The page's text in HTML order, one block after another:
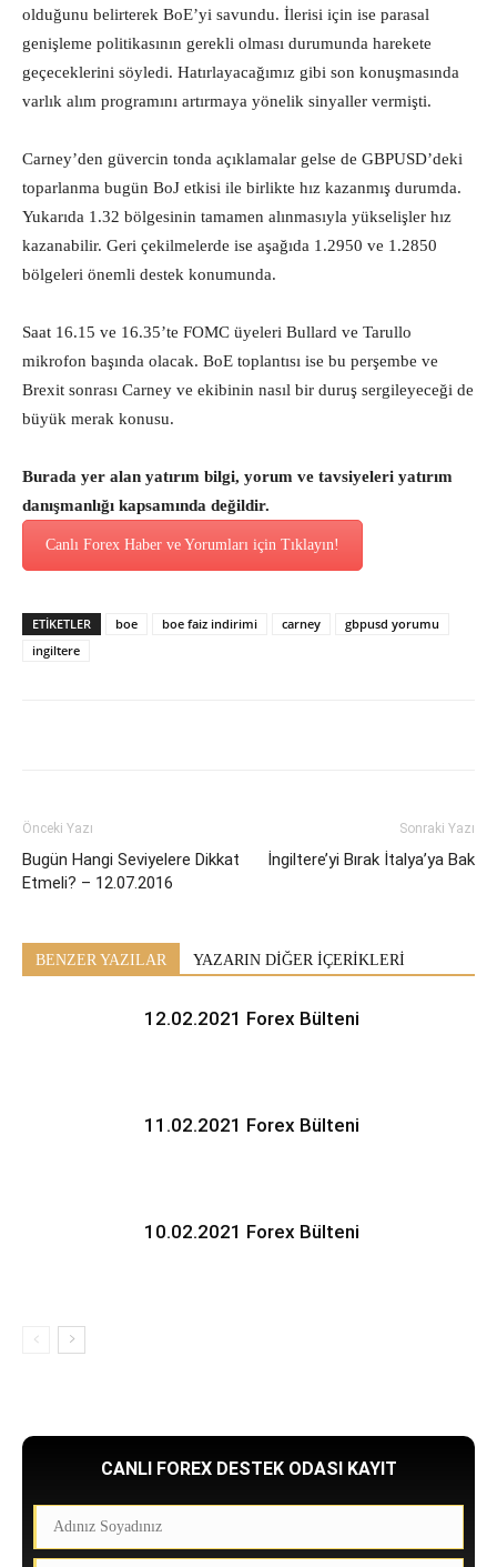
olduğunu belirterek BoE’yi savundu. İlerisi için ise parasal
genişleme politikasının gerekli olması durumunda harekete
geçeceklerini söyledi. Hatırlayacağımız gibi son konuşmasında
varlık alım programını artırmaya yönelik sinyaller vermişti.
Carney’den güvercin tonda açıklamalar gelse de GBPUSD’deki
toparlanma bugün BoJ etkisi ile birlikte hız kazanmış durumda.
Yukarıda 1.32 bölgesinin tamamen alınmasıyla yükselişler hız
kazanabilir. Geri çekilmelerde ise aşağıda 1.2950 ve 1.2850
bölgeleri önemli destek konumunda.
Saat 16.15 ve 16.35’te FOMC üyeleri Bullard ve Tarullo
mikrofon başında olacak. BoE toplantısı ise bu perşembe ve
Brexit sonrası Carney ve ekibinin nasıl bir duruş sergileyeceği de
büyük merak konusu.
Burada yer alan yatırım bilgi, yorum ve tavsiyeleri yatırım
danışmanlığı kapsamında değildir.
Canlı Forex Haber ve Yorumları için Tıklayın!
ETİKETLER boe boe faiz indirimi carney
gbpusd yorumu
ingiltere
Önceki Yazı
Bugün Hangi Seviyelere Dikkat
Etmeli? – 12.07.2016
Sonraki Yazı
İngiltere’yi Bırak İtalya’ya Bak
BENZER YAZILAR YAZARIN DİĞER İÇERİKLERİ
12.02.2021 Forex Bülteni
11.02.2021 Forex Bülteni
10.02.2021 Forex Bülteni
CANLI FOREX DESTEK ODASI KAYIT